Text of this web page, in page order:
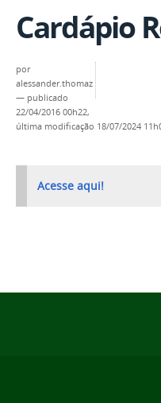
Cardápio
por
alessander.thomaz
— publicado
22/04/2016 00h22,
última modificação 18/07/2024
Acesse aqui!